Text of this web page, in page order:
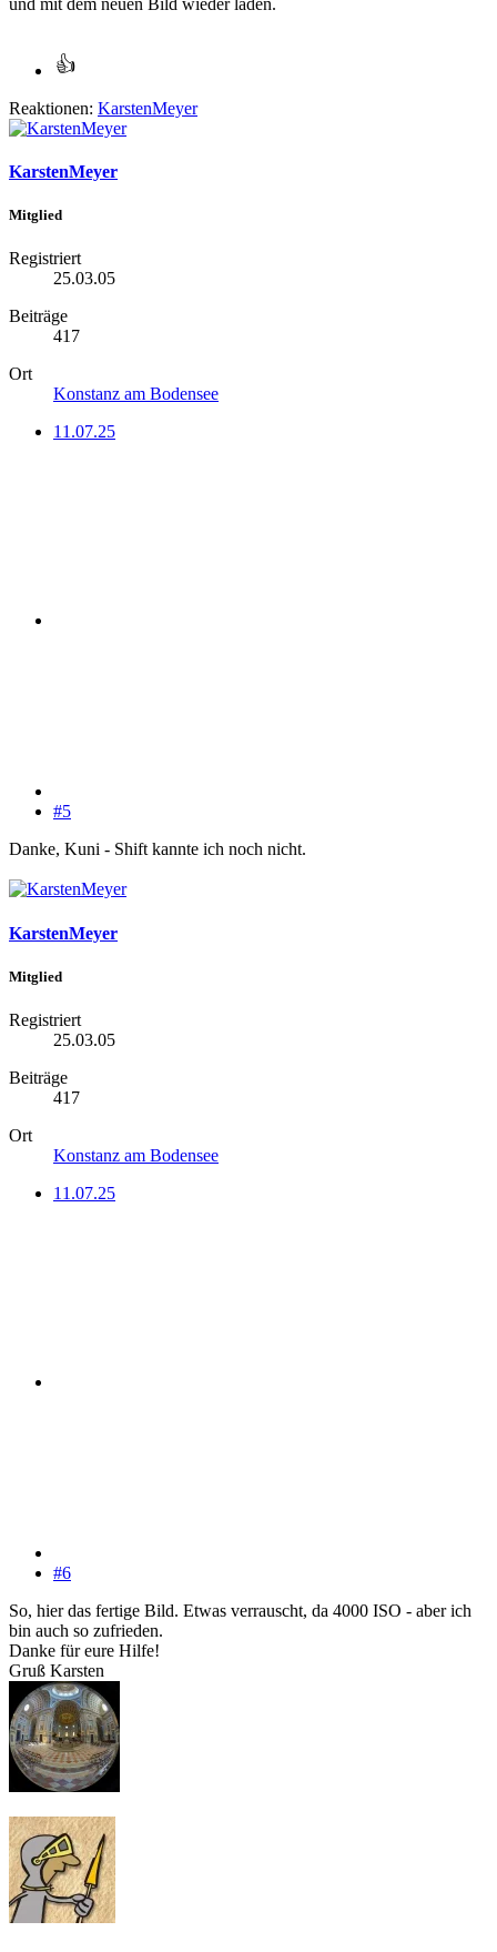
Reaktionen: KarstenMeyer
KarstenMeyer
Mitglied
Registriert
25.03.05
Beiträge
417
Ort
Konstanz am Bodensee
11.07.25
#5
Danke, Kuni - Shift kannte ich noch nicht.
KarstenMeyer
Mitglied
Registriert
25.03.05
Beiträge
417
Ort
Konstanz am Bodensee
11.07.25
#6
So, hier das fertige Bild. Etwas verrauscht, da 4000 ISO - aber ich
bin auch so zufrieden.
Danke für eure Hilfe!
Gruß Karsten